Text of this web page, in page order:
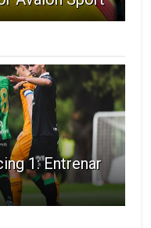
1: Entrenar